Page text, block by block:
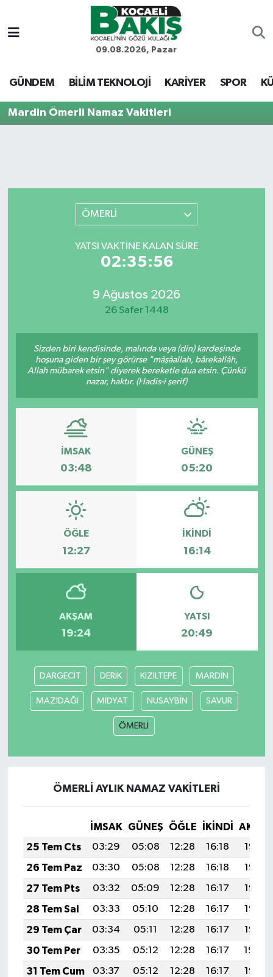
09.08.2026, Pazar
GÜNDEM BİLİM TEKNOLOJİ KARİYER SPOR
Mardin Ömerli Namaz Vakitleri
ÖMERLİ
YATSI VAKTINE KALAN SÜRE
02:35:56
9 Ağustos 2026
26 Safer 1448
Sizden biri kendisinde, malında veya (din) kardeşinde
hoşuna giden bir şey görürse "mâşâallah, bârekallâh,
Allah mübarek etsin" diyerek bereketle dua etsin. Çünkü
nazar, haktır. (Hadis-i şerif)
İMSAK
03:48
GÜNEŞ
05:20
ÖĞLE
12:27
İKINDI
16:14
AKŞAM
19:24
YATSI
20:49
DARGECİT DERİK KIZILTEPE MARDİN
MAZIDAĞI MİDYAT NUSAYBİN SAVUR
ÖMERLİ
ÖMERLİ AYLIK NAMAZ VAKITLERI
İMSAK GÜNEŞ ÖĞLE İKINDI
25 Tem Cts
03:29 05:08 12:28 16:18
19:38
26 Tem Paz
03:30 05:08 12:28 16:18
19:37
27 Tem Pts
03:32 05:09 12:28 16:17
19:36
28 Tem Sal
03:33 05:10 12:28 16:17
19:36
29 Tem Çar
03:34 05:11 12:28 16:17
19:35
30 Tem Per
03:35 05:12 12:28 16:17
19:34
31 Tem Cum
03:37 05:12 12:28 16:17
19:33
Kocaeli Nöbetçi Eczaneler
Kocaeli Hava Durumu
Kocaeli Trafik Yoğunluk Haritası
Son Dakika Haberleri